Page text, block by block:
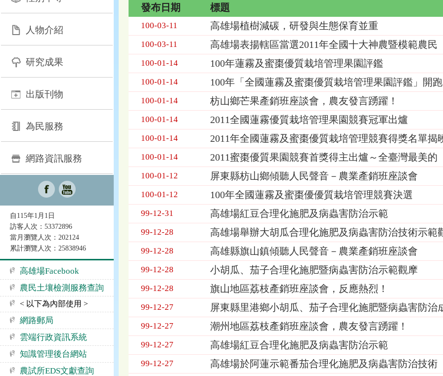
人物介紹
研究成果
出版刊物
為民服務
網路資訊服務
自115年1月1日
訪客人次：53372896
當月瀏覽人次：202124
累計瀏覽人次：25838946
高雄場Facebook
農民土壤檢測服務查詢
< 以下為內部使用 >
網路郵局
雲端行政資訊系統
知識管理後台網站
農試所EDS文獻查詢
息
表，
位
為：
期、
題
發布日期 標題
100-03-11 高雄場植樹減碳，研發與生態保育並重
100-03-11 高雄場表揚轄區當選2011年全國十大神農暨模範農民
100-01-14 100年蓮霧及蜜棗優質栽培管理果園評鑑
100-01-14 100年「全國蓮霧及蜜棗優質栽培管理果園評鑑」開跑
100-01-14 枋山鄉芒果產銷班座談會，農友發言踴躍！
100-01-14 2011全國蓮霧優質栽培管理果園競賽冠軍出爐
100-01-14 2011年全國蓮霧及蜜棗優質栽培管理競賽得獎名單揭
100-01-14 2011蜜棗優質果園競賽首獎得主出爐～全臺灣最美的
100-01-12 屏東縣枋山鄉傾聽人民聲音－農業產銷班座談會
100-01-12 100年全國蓮霧及蜜棗優優質栽培管理競賽決選
99-12-31 高雄場紅豆合理化施肥及病蟲害防治示範
99-12-28 高雄場舉辦大胡瓜合理化施肥及病蟲害防治技術示範
99-12-28 高雄縣旗山鎮傾聽人民聲音－農業產銷班座談會
99-12-28 小胡瓜、茄子合理化施肥暨病蟲害防治示範觀摩
99-12-28 旗山地區荔枝產銷班座談會，反應熱烈！
99-12-27 屏東縣里港鄉小胡瓜、茄子合理化施肥暨病蟲害防治
99-12-27 潮州地區荔枝產銷班座談會，農友發言踴躍！
99-12-27 高雄場紅豆合理化施肥及病蟲害防治示範
99-12-27 高雄場於阿蓮示範番茄合理化施肥及病蟲害防治技術